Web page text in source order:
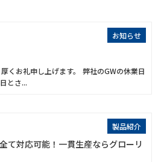
お知らせ
くお礼申し上げます。 弊社のGWの休業日
とさ...
製品紹介
て対応可能！一貫生産ならグローリ